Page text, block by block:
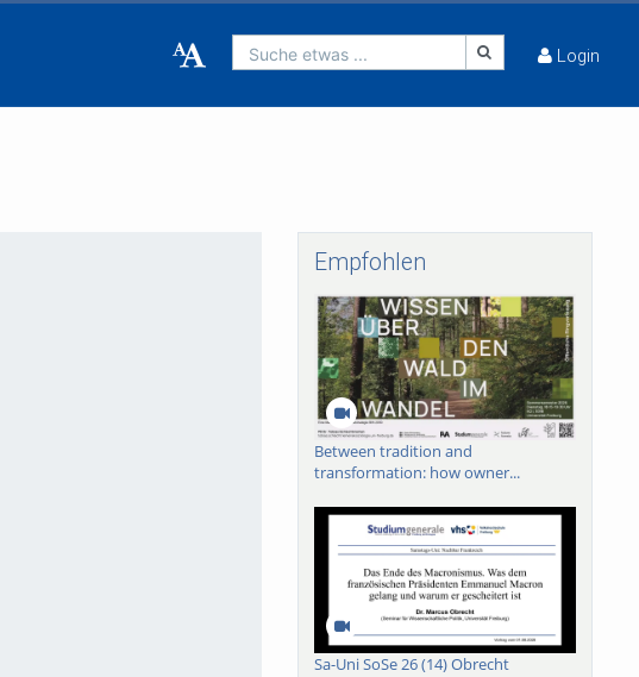
Suche etwas ... Login
Empfohlen
Between tradition and
transformation: how owner...
Sa-Uni SoSe 26 (14) Obrecht